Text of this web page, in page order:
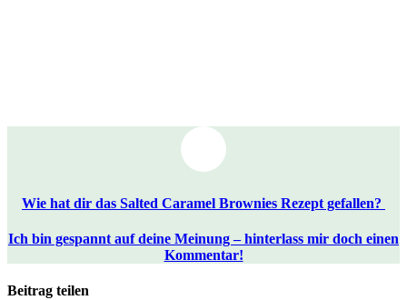
Wie hat dir das Salted Caramel Brownies Rezept gefallen?
Ich bin gespannt auf deine Meinung – hinterlass mir doch einen
Kommentar!
Beitrag teilen